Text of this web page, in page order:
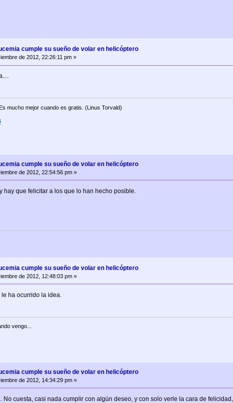
cumple su sueño de volar en helicóptero
de 2012, 22:26:11 pm »
mucho mejor cuando es gratis. (Linus Torvald)
cumple su sueño de volar en helicóptero
de 2012, 22:54:56 pm »
hay que felicitar a los que lo han hecho posible.
cumple su sueño de volar en helicóptero
de 2012, 12:48:03 pm »
ha ocurrido la idea.
vengo...
cumple su sueño de volar en helicóptero
de 2012, 14:34:29 pm »
No cuesta, casi nada cumplir con algún deseo, y con solo verle la cara de